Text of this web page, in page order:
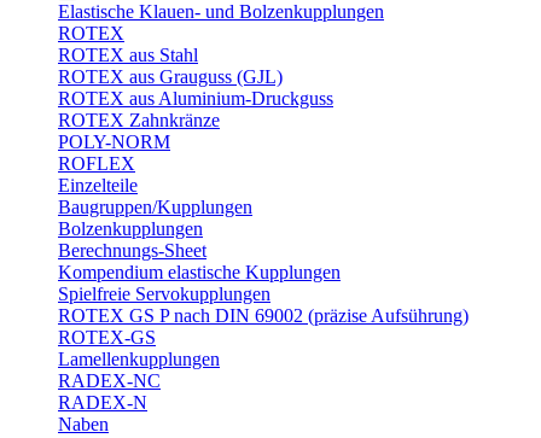
Elastische Klauen- und Bolzenkupplungen
ROTEX
ROTEX aus Stahl
ROTEX aus Grauguss (GJL)
ROTEX aus Aluminium-Druckguss
ROTEX Zahnkränze
POLY-NORM
ROFLEX
Einzelteile
Baugruppen/Kupplungen
Bolzenkupplungen
Berechnungs-Sheet
Kompendium elastische Kupplungen
Spielfreie Servokupplungen
ROTEX GS P nach DIN 69002 (präzise Aufsührung)
ROTEX-GS
Lamellenkupplungen
RADEX-NC
RADEX-N
Naben